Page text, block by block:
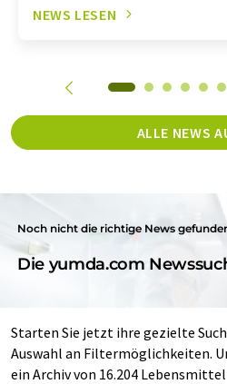
NEWS LESEN
ALLE NEWS
Noch nicht die richtige News
Die yumda.com
Starten Sie jetzt ihre gezielte
Auswahl an Filtermöglichkeiten.
ein Archiv von 16.204